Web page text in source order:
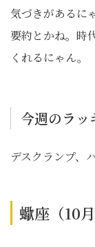
気づきがあるに
要約とかね。時
くれるにゃん。
今週のラッ
デスクランプ、
蠍座（10